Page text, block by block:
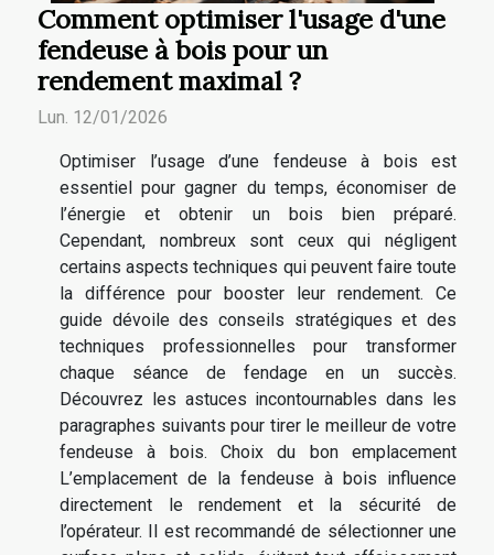
Comment optimiser l'usage d'une
fendeuse à bois pour un
rendement maximal ?
Lun. 12/01/2026
Optimiser l’usage d’une fendeuse à bois est
essentiel pour gagner du temps, économiser de
l’énergie et obtenir un bois bien préparé.
Cependant, nombreux sont ceux qui négligent
certains aspects techniques qui peuvent faire toute
la différence pour booster leur rendement. Ce
guide dévoile des conseils stratégiques et des
techniques professionnelles pour transformer
chaque séance de fendage en un succès.
Découvrez les astuces incontournables dans les
paragraphes suivants pour tirer le meilleur de votre
fendeuse à bois. Choix du bon emplacement
L’emplacement de la fendeuse à bois influence
directement le rendement et la sécurité de
l’opérateur. Il est recommandé de sélectionner une